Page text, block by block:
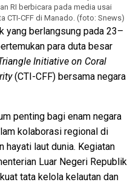
RI berbicara pada media usai
CTI-CFF di Manado. (foto: Snews)
yang berlangsung pada 23–
para duta besar
Initiative on Coral
(CTI-CFF) bersama negara
penting bagi enam negara
kolaborasi regional di
hayati laut dunia. Kegiatan
Luar Negeri Republik
tata kelola kelautan dan